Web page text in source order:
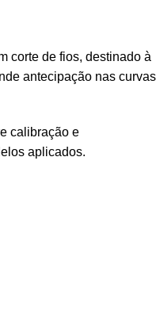
corte de fios, destinado à
antecipação nas curvas
calibração e
aplicados.